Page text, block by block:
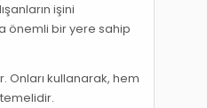
işini
önemli bir yere sahip
Onları kullanarak, hem